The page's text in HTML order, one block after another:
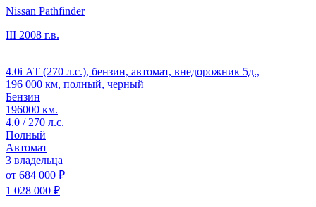
Nissan Pathfinder
III 2008 г.в.
4.0i АТ (270 л.с.), бензин, автомат, внедорожник 5д.,
196 000 км, полный, черный
Бензин
196000 км.
4.0 / 270 л.с.
Полный
Автомат
3 владельца
от 684 000 ₽
1 028 000 ₽